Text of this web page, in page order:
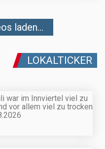
laden...
LOKALTICKER
war im Innviertel viel zu
vor allem viel zu trocken